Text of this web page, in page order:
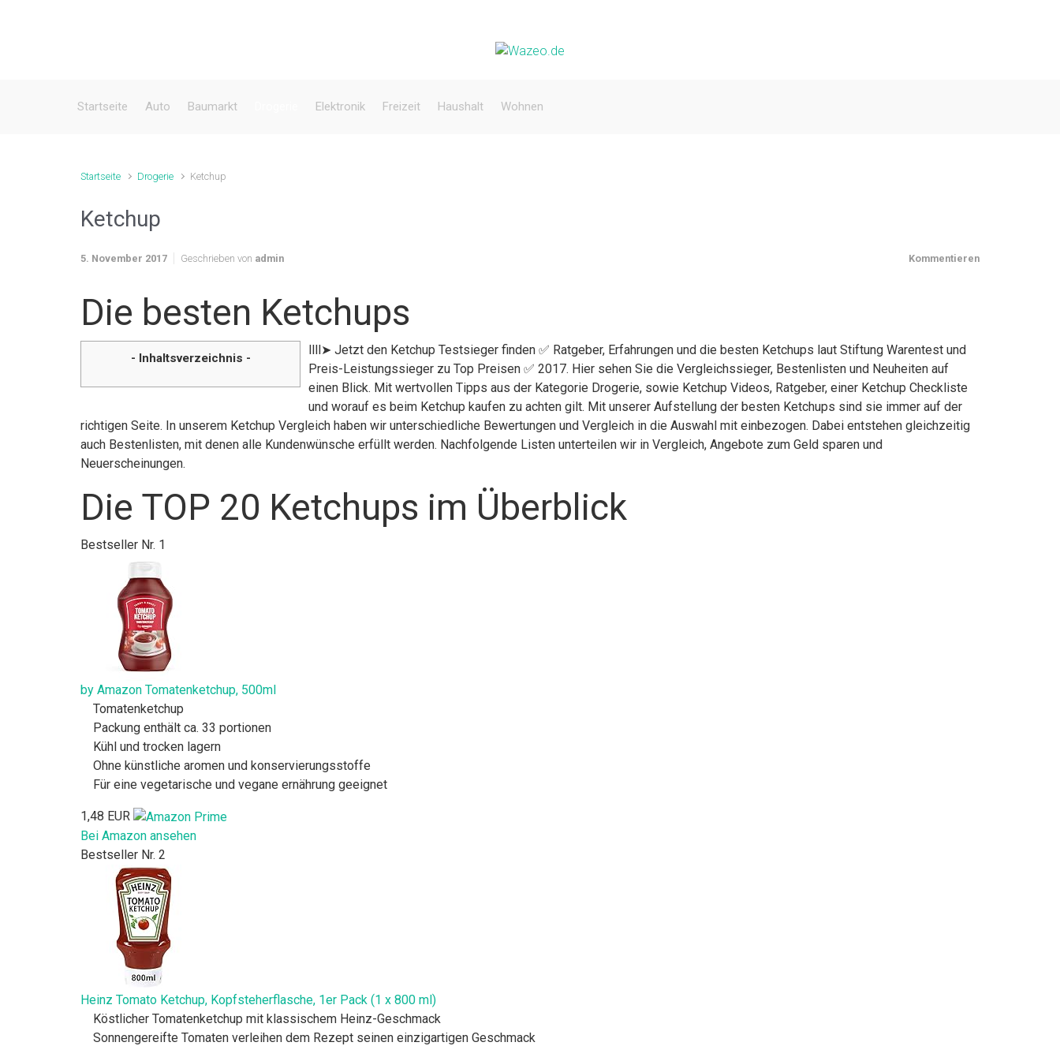
Startseite Auto Baumarkt Elektronik Freizeit Haushalt Wohnen
Startseite Drogerie Ketchup
Ketchup
5. November 2017 Geschrieben von admin Kommentieren
Die besten Ketchups
- Inhaltsverzeichnis -
llll➤ Jetzt den Ketchup Testsieger finden ✅ Ratgeber, Erfahrungen und die besten Ketchups laut Stiftung Warentest und
Preis-Leistungssieger zu Top Preisen ✅ 2017. Hier sehen Sie die Vergleichssieger, Bestenlisten und Neuheiten auf
einen Blick. Mit wertvollen Tipps aus der Kategorie Drogerie, sowie Ketchup Videos, Ratgeber, einer Ketchup Checkliste
und worauf es beim Ketchup kaufen zu achten gilt. Mit unserer Aufstellung der besten Ketchups sind sie immer auf der
richtigen Seite. In unserem Ketchup Vergleich haben wir unterschiedliche Bewertungen und Vergleich in die Auswahl mit einbezogen. Dabei entstehen gleichzeitig
auch Bestenlisten, mit denen alle Kundenwünsche erfüllt werden. Nachfolgende Listen unterteilen wir in Vergleich, Angebote zum Geld sparen und
Neuerscheinungen.
Die TOP 20 Ketchups im Überblick
Bestseller Nr. 1
by Amazon Tomatenketchup, 500ml
Tomatenketchup
Packung enthält ca. 33 portionen
Kühl und trocken lagern
Ohne künstliche aromen und konservierungsstoffe
Für eine vegetarische und vegane ernährung geeignet
1,48 EUR
Bei Amazon ansehen
Bestseller Nr. 2
Heinz Tomato Ketchup, Kopfsteherflasche, 1er Pack (1 x 800 ml)
Köstlicher Tomatenketchup mit klassischem Heinz-Geschmack
Sonnengereifte Tomaten verleihen dem Rezept seinen einzigartigen Geschmack